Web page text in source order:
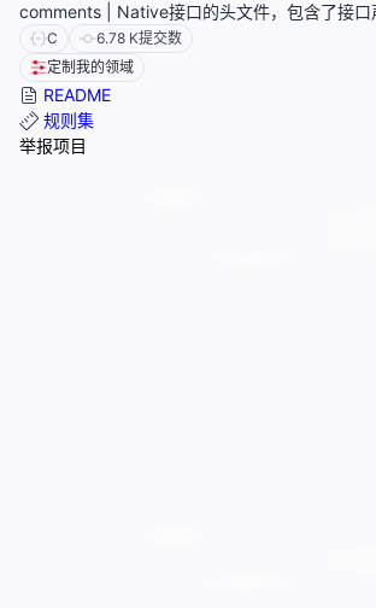
comments | Native接口的头文件，包含了接口
C 6.78 K提交数
定制我的领域
README
规则集
举报项目